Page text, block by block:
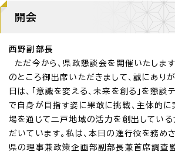
開会
西野副部長
ただ今から、県政懇談会を開催いたします
のところ御出席いただきまして、誠にあり
日は、「意識を変える、未来を創る」を懇談
で自身が目指す姿に果敢に挑戦、主体的に
場を通じて二戸地域の活力を創出している
だいています。私は、本日の進行役を務め
県の理事兼政策企画部副部長兼首席調査